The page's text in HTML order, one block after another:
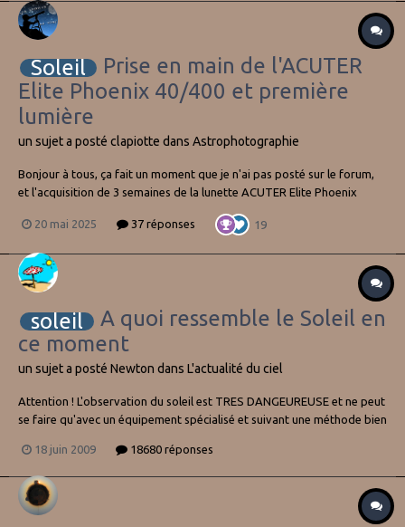
Soleil
Prise en main de l'ACUTER
Elite Phoenix 40/400 et première
lumière
un sujet a posté clapiotte dans Astrophotographie
Bonjour à tous, ça fait un moment que je n'ai pas posté sur le forum,
et l'acquisition de 3 semaines de la lunette ACUTER Elite Phoenix
bestiole, Que dire, seulement en mode solaire, je ne l'ai pas testé en
20 mai 2025 37 réponses 19
soleil
A quoi ressemble le Soleil en
ce moment
un sujet a posté Newton dans L'actualité du ciel
Attention ! L'observation du soleil est TRES DANGEUREUSE et ne peut
se faire qu'avec un équipement spécialisé et suivant une méthode bien
avec les télescopes, vous courriez un très gros risque. Ne faites ce
genre d'observation...
18 juin 2009 18680 réponses